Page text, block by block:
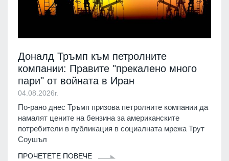
Доналд Тръмп към петролните
компании: Правите "прекалено много
пари" от войната в Иран
04.08.2026г.
По-рано днес Тръмп призова петролните компании да
намалят цените на бензина за американските
потребители в публикация в социалната мрежа Трут
Соушъл
ПРОЧЕТЕТЕ ПОВЕЧЕ